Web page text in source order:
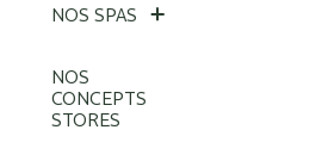
NOS SPAS
NOS
CONCEPTS
STORES